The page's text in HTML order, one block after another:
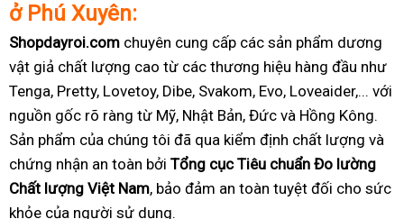
ở Phú Xuyên:
Shopdayroi.com chuyên cung cấp các sản phẩm dương
vật giả chất lượng cao từ các thương hiệu hàng đầu như
Tenga, Pretty, Lovetoy, Dibe, Svakom, Evo, Loveaider,... với
nguồn gốc rõ ràng từ Mỹ, Nhật Bản, Đức và Hồng Kông.
Sản phẩm của chúng tôi đã qua kiểm định chất lượng và
chứng nhận an toàn bởi Tổng cục Tiêu chuẩn Đo lường
Chất lượng Việt Nam, bảo đảm an toàn tuyệt đối cho sức
khỏe của người sử dụng.